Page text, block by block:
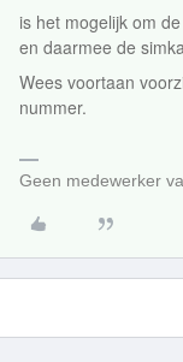
is het mogelijk om
en daarmee de
Wees voortaan
nummer.
Geen medewerker